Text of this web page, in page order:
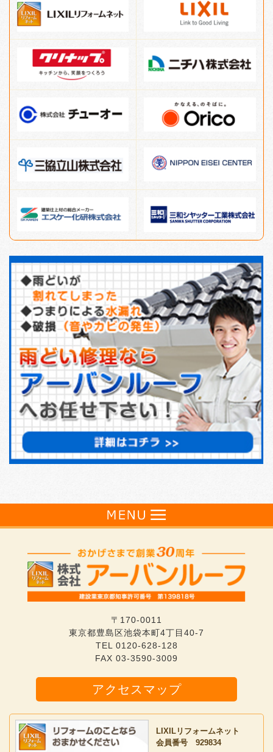
〒170-0011
東京都豊島区池袋本町4丁目40-7
TEL 0120-628-128
FAX 03-3590-3009
アクセスマップ
LIXILリフォームネット
会員番号 929834